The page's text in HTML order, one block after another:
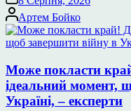
Опубліковано
Артем Бойко
Може покласти
ідеальний момент,
Україні, – експерти